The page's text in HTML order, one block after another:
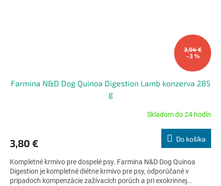
3,94 €
–3 %
Farmina N&D Dog Quinoa Digestion Lamb konzerva 285
g
je
z
5
hviezdičiek.
Skladom do 24 hodín
3,80 € Do košíka
Kompletné krmivo pre dospelé psy. Farmina N&D Dog Quinoa
Digestion je kompletné diétne krmivo pre psy, odporúčané v
prípadoch kompenzácie zažívacích porúch a pri exokrinnej...